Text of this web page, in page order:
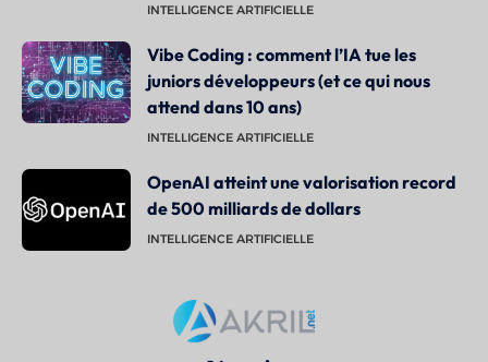
INTELLIGENCE ARTIFICIELLE
Vibe Coding : comment l’IA tue les
juniors développeurs (et ce qui nous
attend dans 10 ans)
INTELLIGENCE ARTIFICIELLE
OpenAI atteint une valorisation record
de 500 milliards de dollars
INTELLIGENCE ARTIFICIELLE